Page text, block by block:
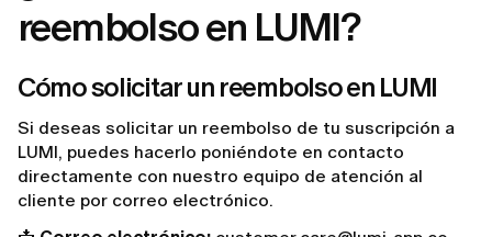
reembolso en LUMI?
Cómo solicitar un reembolso en LUMI
Si deseas solicitar un reembolso de tu suscripción a
LUMI, puedes hacerlo poniéndote en contacto
directamente con nuestro equipo de atención al
cliente por correo electrónico.